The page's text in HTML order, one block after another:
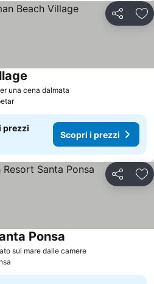
Condividi
una cena dalmata
prezzi
Scopri i prezzi
Condividi
sul mare dalle camere
Ponsa